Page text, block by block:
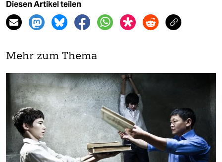
Diesen Artikel teilen
Mehr zum Thema